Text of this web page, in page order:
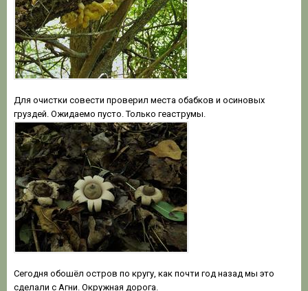
Для очистки совести проверил места обабков и осиновых
груздей. Ожидаемо пусто. Только геаструмы.
Сегодня обошёл остров по кругу, как почти год назад мы это
сделали с Агни. Окружная дорога.